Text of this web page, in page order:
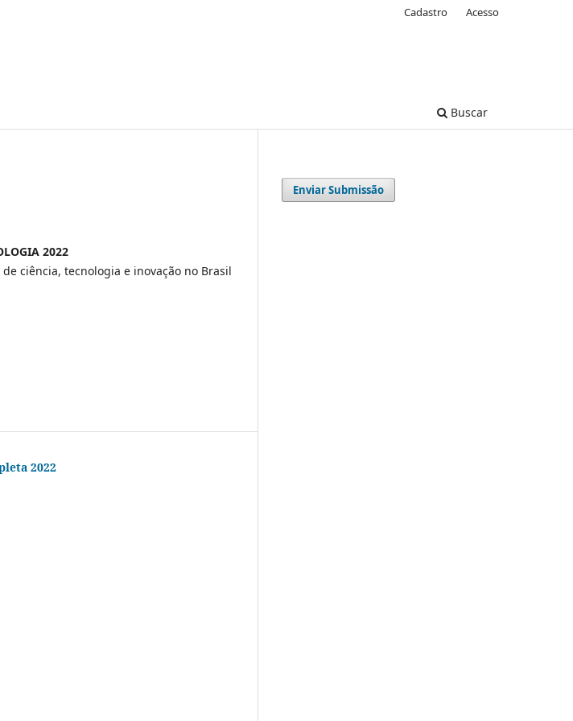
Buscar
Cadastro Acesso
2022
ciência, tecnologia e inovação no Brasil
2022
Enviar Submissão